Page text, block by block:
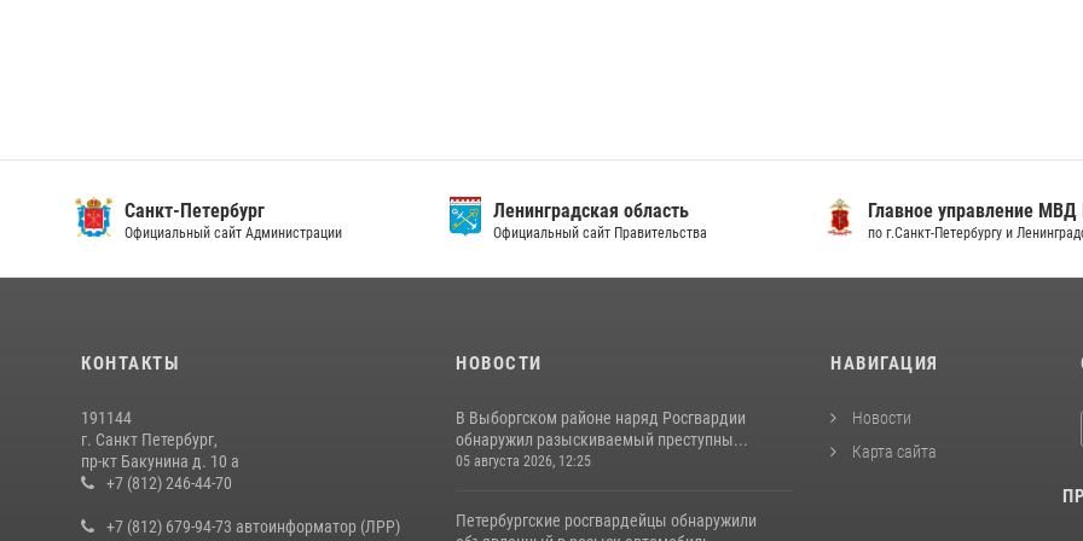
Санкт-Петербург
Официальный сайт Администрации
Ленинградская область
Официальный сайт Правительства
Главное управление МВД
по г.Санкт-Петербургу и
КОНТАКТЫ
191144
г. Санкт Петербург,
пр-кт Бакунина д. 10 а
+7 (812) 246-44-70
+7 (812) 679-94-73 автоинформатор (ЛРР)
НОВОСТИ
В Выборгском районе наряд Росгвардии
обнаружил разыскиваемый преступны...
05 августа 2026, 12:25
Петербургские росгвардейцы обнаружили
НАВИГАЦИЯ
Новости
Карта сайта